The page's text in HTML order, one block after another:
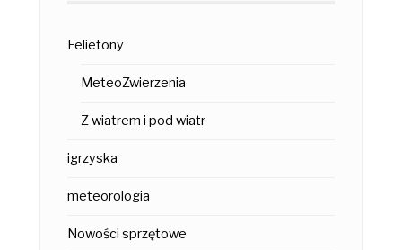
Felietony
MeteoZwierzenia
Z wiatrem i pod wiatr
igrzyska
meteorologia
Nowości sprzętowe